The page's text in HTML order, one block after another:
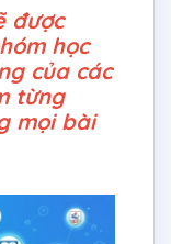
được
học
của các
từng
mọi bài